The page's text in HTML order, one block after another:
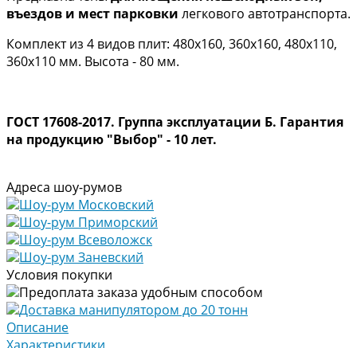
въездов и мест парковки легкового автотранспорта.
Комплект из 4 видов плит: 480х160, 360х160, 480х110,
360х110 мм. Высота - 80 мм.
ГОСТ 17608-2017. Группа эксплуатации Б. Гарантия
на продукцию "Выбор" - 10 лет.
Адреса шоу-румов
Шоу-рум Московский
Шоу-рум Приморский
Шоу-рум Всеволожск
Шоу-рум Заневский
Условия покупки
Предоплата заказа удобным способом
Доставка манипулятором до 20 тонн
Описание